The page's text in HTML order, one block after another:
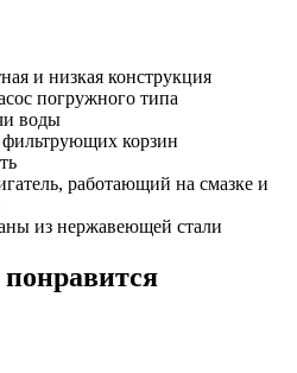
и низкая конструкция
погружного типа
воды
корзин
работающий на смазке и
из нержавеющей стали